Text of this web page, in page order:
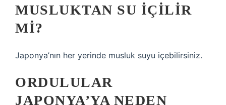
MUSLUKTAN SU IÇILIR
MI?
Japonya’nın her yerinde musluk suyu içebilirsiniz.
ORDULULAR
JAPONYA’YA NEDEN